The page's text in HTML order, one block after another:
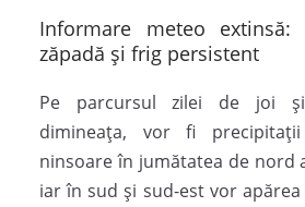
Informare meteo
zăpadă și frig persistent
Pe parcursul zilei de joi
dimineața, vor fi
ninsoare în jumătatea de nord
iar în sud și sud-est vor